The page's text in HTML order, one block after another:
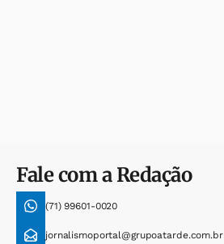
Fale com a Redação
(71) 99601-0020
jornalismoportal@grupoatarde.com.br